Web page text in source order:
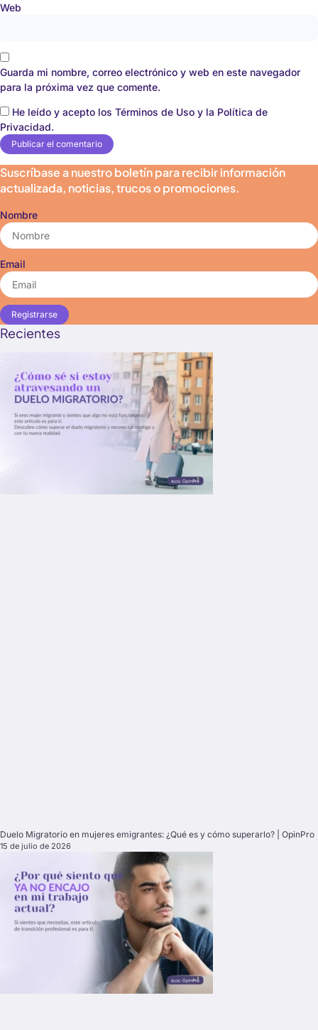
Web
Guarda mi nombre, correo electrónico y web en este navegador
para la próxima vez que comente.
He leído y acepto los Términos de Uso y la Política de
Privacidad.
Suscríbase a nuestro boletín para recibir información
actualizada, noticias, trucos o promociones.
Nombre
Email
Registrarse
Recientes
Duelo Migratorio en mujeres emigrantes: ¿Qué es y cómo superarlo? | OpinPro
15 de julio de 2026